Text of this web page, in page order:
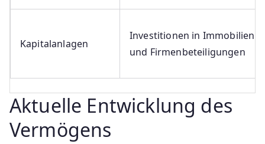
Kapitalanlagen
Investitionen in Immobilien
und Firmenbeteiligungen
Aktuelle Entwicklung des
Vermögens